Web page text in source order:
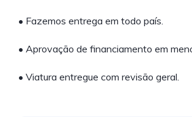
• Fazemos entrega em todo país.
• Aprovação de financiamento em
• Viatura entregue com revisão geral.